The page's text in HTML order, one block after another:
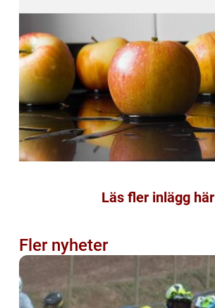
Läs fler inlägg här
Fler nyheter